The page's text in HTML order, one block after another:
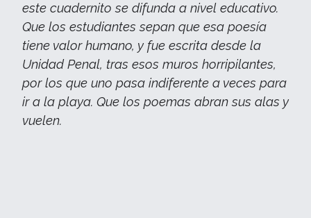
este cuadernito se difunda a nivel educativo.
Que los estudiantes sepan que esa poesía
tiene valor humano, y fue escrita desde la
Unidad Penal, tras esos muros horripilantes,
por los que uno pasa indiferente a veces para
ir a la playa. Que los poemas abran sus alas y
vuelen.